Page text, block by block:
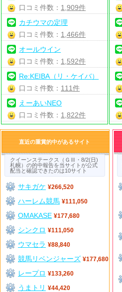
口コミ件数： 1,909件
カチウマの定理
口コミ件数： 1,466件
オールウイン
口コミ件数： 1,592件
Re:KEIBA（リ・ケイバ）
口コミ件数： 111件
えーあいNEO
口コミ件数： 1,822件
直近の重賞的中があるサイト
クイーンステークス（ＧⅢ・8/2(日)
札幌）の的中報告を当サイトが公式
配当と確認できたのは10サイト
サキガケ ¥266,520
ハーレム競馬 ¥111,050
OMAKASE ¥177,680
シンクロ ¥111,050
ウマセラ ¥88,840
競馬リベンジャーズ ¥177,680
レープロ ¥133,260
うまトリ ¥44,420